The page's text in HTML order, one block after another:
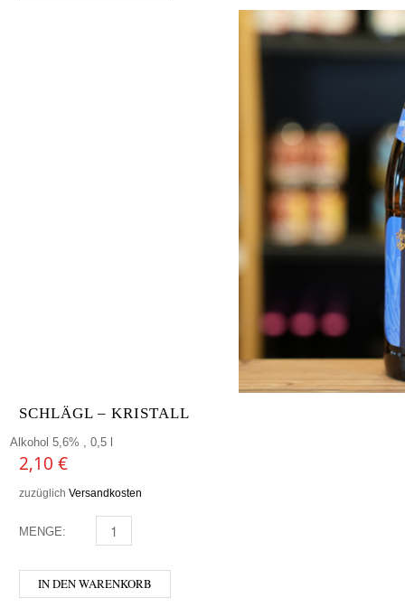
SCHLÄGL – KRISTALL
Alkohol 5,6% , 0,5 l
2,10 €
zuzüglich Versandkosten
MENGE: SCHLÄGL - KRISTALL MENGE
IN DEN WARENKORB